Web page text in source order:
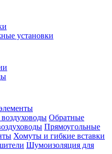
установки
Обратные
Прямоугольные
Хомуты и гибкие вставки
Шумоизоляция для